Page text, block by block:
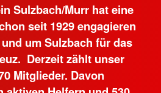
Sulzbach/Murr hat eine
seit 1929 engagieren
um Sulzbach für das
Derzeit zählt unser
Mitglieder. Davon